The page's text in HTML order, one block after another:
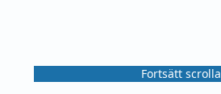
Fortsätt scrolla